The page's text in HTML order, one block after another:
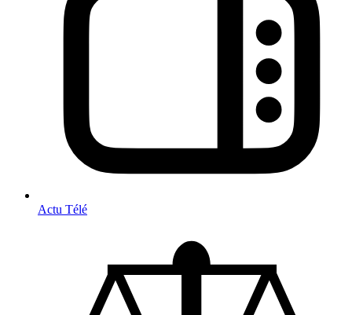
Actu Télé